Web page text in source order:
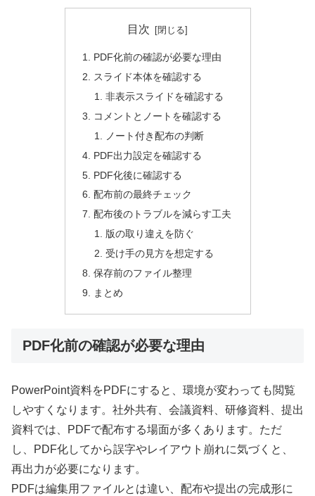
目次
PDF化前の確認が必要な理由
スライド本体を確認する
非表示スライドを確認する
コメントとノートを確認する
ノート付き配布の判断
PDF出力設定を確認する
PDF化後に確認する
配布前の最終チェック
配布後のトラブルを減らす工夫
版の取り違えを防ぐ
受け手の見方を想定する
保存前のファイル整理
まとめ
PDF化前の確認が必要な理由
PowerPoint資料をPDFにすると、環境が変わっても閲覧
しやすくなります。社外共有、会議資料、研修資料、提出
資料では、PDFで配布する場面が多くあります。ただ
し、PDF化してから誤字やレイアウト崩れに気づくと、
再出力が必要になります。
PDFは編集用ファイルとは違い、配布や提出の完成形に